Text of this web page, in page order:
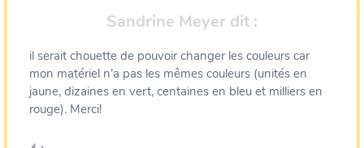
Sandrine Meyer dit :
il serait chouette de pouvoir changer les couleurs car
mon matériel n’a pas les mêmes couleurs (unités en
jaune, dizaines en vert, centaines en bleu et milliers en
rouge). Merci!